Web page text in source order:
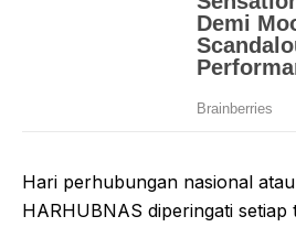
Hari perhubungan nasional
HARHUBNAS diperingati setiap